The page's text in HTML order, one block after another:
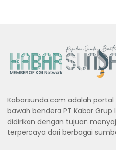
Kabarsunda.com adalah
bawah bendera PT Kabar Grup
didirikan dengan tujuan
terpercaya dari berbagai